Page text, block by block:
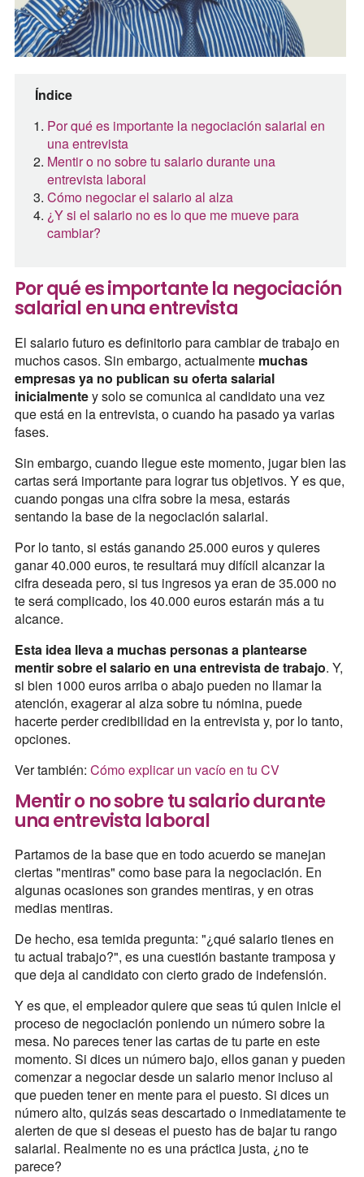
Índice
Por qué es importante la negociación salarial en
una entrevista
Mentir o no sobre tu salario durante una
entrevista laboral
Cómo negociar el salario al alza
¿Y si el salario no es lo que me mueve para
cambiar?
Por qué es importante la negociación
salarial en una entrevista
El salario futuro es definitorio para cambiar de trabajo en
muchos casos. Sin embargo, actualmente muchas
empresas ya no publican su oferta salarial
inicialmentey solo se comunica al candidato una vez
que está en la entrevista, o cuando ha pasado ya varias
fases.
Sin embargo, cuando llegue este momento, jugar bien las
cartas será importante para lograr tus objetivos. Y es que,
cuando pongas una cifra sobre la mesa, estarás
sentando la base de la negociación salarial.
Por lo tanto, si estás ganando 25.000 euros y quieres
ganar 40.000 euros, te resultará muy difícil alcanzar la
cifra deseada pero, si tus ingresos ya eran de 35.000 no
te será complicado, los 40.000 euros estarán más a tu
alcance.
Esta idea lleva a muchas personas a plantearse
mentir sobre el salario en una entrevista de trabajo. Y,
si bien 1000 euros arriba o abajo pueden no llamar la
atención, exagerar al alza sobre tu nómina, puede
hacerte perder credibilidad en la entrevista y, por lo tanto,
opciones.
Ver también: Cómo explicar un vacío en tu CV
Mentir o no sobre tu salario durante
una entrevista laboral
Partamos de la base que en todo acuerdo se manejan
ciertas "mentiras" como base para la negociación. En
algunas ocasiones son grandes mentiras, y en otras
medias mentiras.
De hecho, esa temida pregunta: "¿qué salario tienes en
tu actual trabajo?", es una cuestión bastante tramposa y
que deja al candidato con cierto grado de indefensión.
Y es que, el empleador quiere que seas tú quien inicie el
proceso de negociación poniendo un número sobre la
mesa. No pareces tener las cartas de tu parte en este
momento. Si dices un número bajo, ellos ganan y pueden
comenzar a negociar desde un salario menor incluso al
que pueden tener en mente para el puesto. Si dices un
número alto, quizás seas descartado o inmediatamente te
alerten de que si deseas el puesto has de bajar tu rango
salarial. Realmente no es una práctica justa, ¿no te
parece?